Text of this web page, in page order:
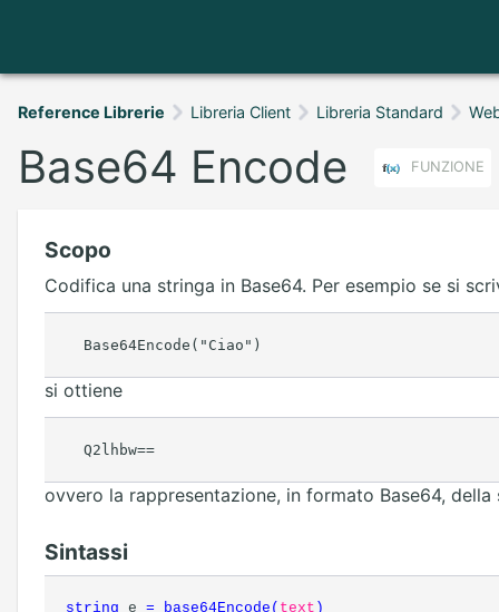
Reference Librerie Libreria Client Libreria Standard
Base64 Encode FUNZIONE
Scopo
Codifica una stringa in Base64. Per esempio se si
si ottiene
ovvero la rappresentazione, in formato Base64, della
Sintassi
stringe = base64Encode ( text )